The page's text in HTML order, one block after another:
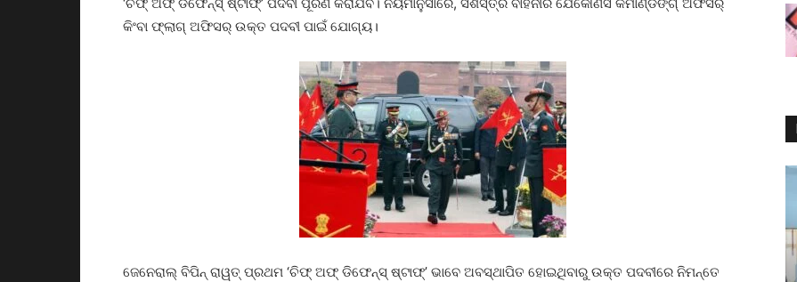
କିଂବା ଫ୍ଲାଗ୍‌ ଅଫିସର୍‌ ଉକ୍ତ ପଦବୀ ପାଇଁ ଯୋଗ୍ୟ।
ଜେନେରାଲ୍‌ ବିପିନ୍‌ ରାୱତ୍‌ ପ୍ରଥମ ‘ଚିଫ୍‌ ଅଫ୍‌ ଡିଫେନ୍‌ସ୍ ‌ଷ୍ଟାଫ୍‌’ ଭାବେ ଅବସ୍ଥାପିତ ହୋଇଥିବାରୁ ଉକ୍ତ ପଦବୀରେ ନି‌ମନ୍ତେ